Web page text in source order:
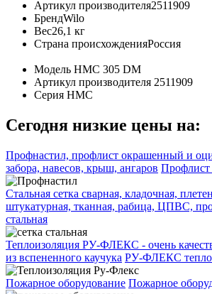
Артикул производителя2511909
БрендWilo
Вес26,1 кг
Страна происхожденияРоссия
Модель HMC 305 DM
Артикул производителя 2511909
Серия HMC
Сегодня низкие цены на:
Профнастил, профлист окрашенный и
забора, навесов, крыш, ангаров Профлист
Стальная сетка сварная, кладочная,
штукатурная, тканная, рабица, ЦПВС,
стальная
Теплоизоляция РУ-ФЛЕКС - очень
из вспененного каучука РУ-ФЛЕКС
Пожарное оборудование Пожарное